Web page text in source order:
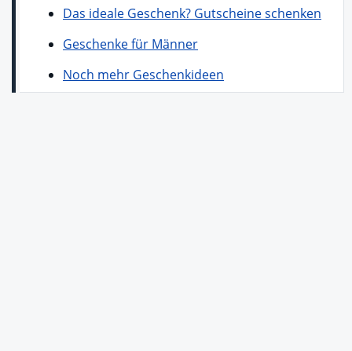
Das ideale Geschenk? Gutscheine schenken
Geschenke für Männer
Noch mehr Geschenkideen